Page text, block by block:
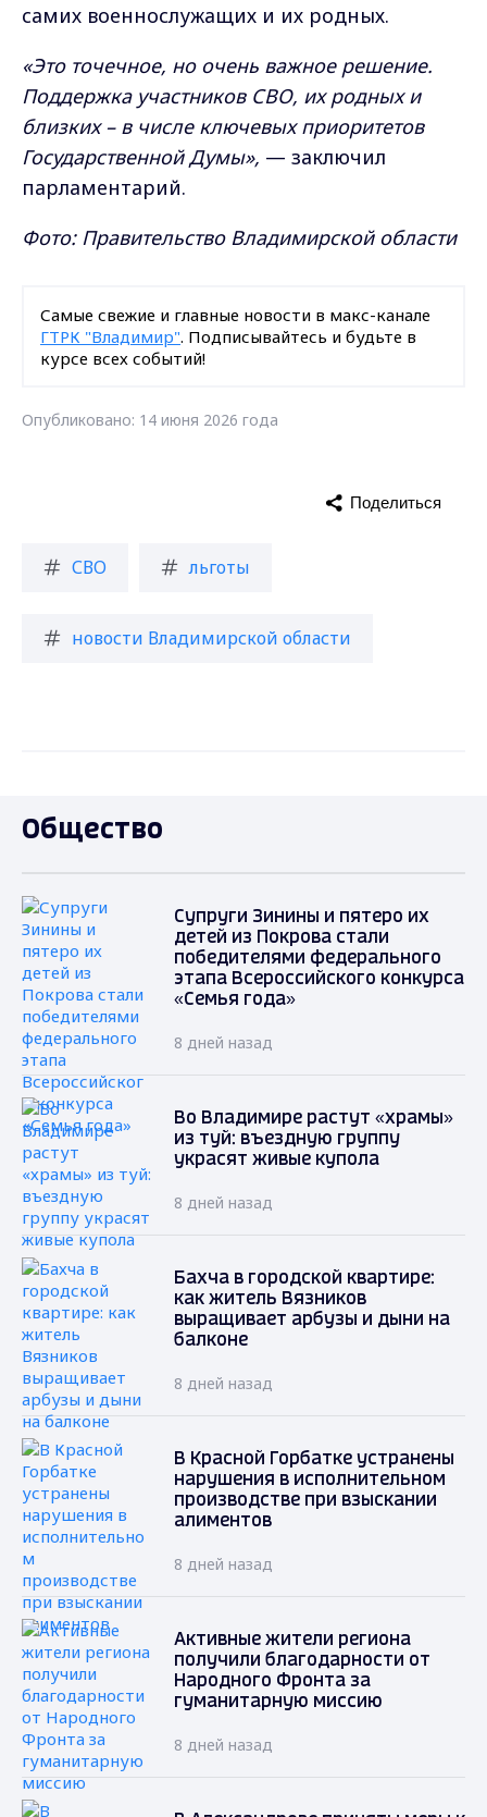
самих военнослужащих и их родных.
«Это точечное, но очень важное решение.
Поддержка участников СВО, их родных и
близких – в числе ключевых приоритетов
Государственной Думы», — заключил
парламентарий.
Фото: Правительство Владимирской области
Самые свежие и главные новости в макс-канале
ГТРК "Владимир". Подписывайтесь и будьте в
курсе всех событий!
Опубликовано: 14 июня 2026 года
СВО льготы
новости Владимирской области
Поделиться
Общество
Супруги Зинины и пятеро их
детей из Покрова стали
победителями федерального
этапа Всероссийского конкурса
«Семья года»
8 дней назад
Во Владимире растут «храмы»
из туй: въездную группу
украсят живые купола
8 дней назад
Бахча в городской квартире:
как житель Вязников
выращивает арбузы и дыни на
балконе
8 дней назад
В Красной Горбатке устранены
нарушения в исполнительном
производстве при взыскании
алиментов
8 дней назад
Активные жители региона
получили благодарности от
Народного Фронта за
гуманитарную миссию
8 дней назад